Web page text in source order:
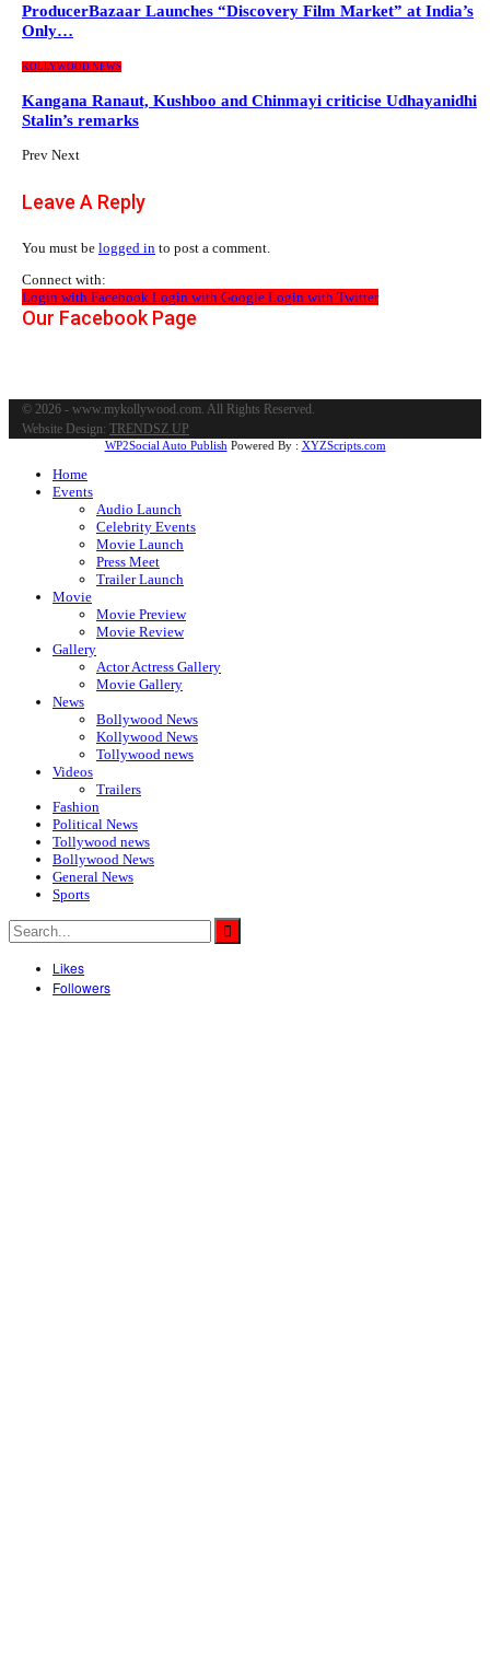
ProducerBazaar Launches “Discovery Film Market” at India’s
Only…
KOLLYWOOD NEWS
Kangana Ranaut, Kushboo and Chinmayi criticise Udhayanidhi
Stalin’s remarks
Prev Next
Leave A Reply
You must be logged in to post a comment.
Connect with:
Login with Facebook Login with Google Login with Twitter
Our Facebook Page
© 2026 - www.mykollywood.com. All Rights Reserved.
Website Design: TRENDSZ UP
WP2Social Auto Publish Powered By : XYZScripts.com
Home
Events
Audio Launch
Celebrity Events
Movie Launch
Press Meet
Trailer Launch
Movie
Movie Preview
Movie Review
Gallery
Actor Actress Gallery
Movie Gallery
News
Bollywood News
Kollywood News
Tollywood news
Videos
Trailers
Fashion
Political News
Tollywood news
Bollywood News
General News
Sports
Likes
Followers